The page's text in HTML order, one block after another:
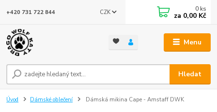
Menu
CZK
Hledat
+420 731 722 844 0 ks
za 0,00 Kč
Úvod Dámské oblečení Dámská mikina Cape - Amstaff DWK